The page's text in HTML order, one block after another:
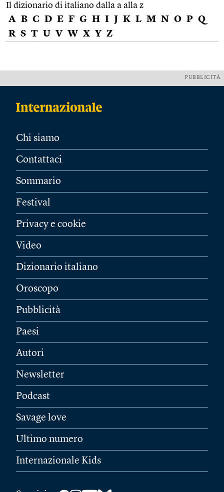
Il dizionario di italiano dalla a alla z
A B C D E F G H I J K L M N O P Q
R S T U V W X Y Z
PUBBLICITÀ
Chi siamo
Contattaci
Sommario
Festival
Privacy e cookie
Video
Dizionario italiano
Oroscopo
Pubblicità
Paesi
Autori
Newsletter
Podcast
Savage love
Ultimo numero
Internazionale Kids